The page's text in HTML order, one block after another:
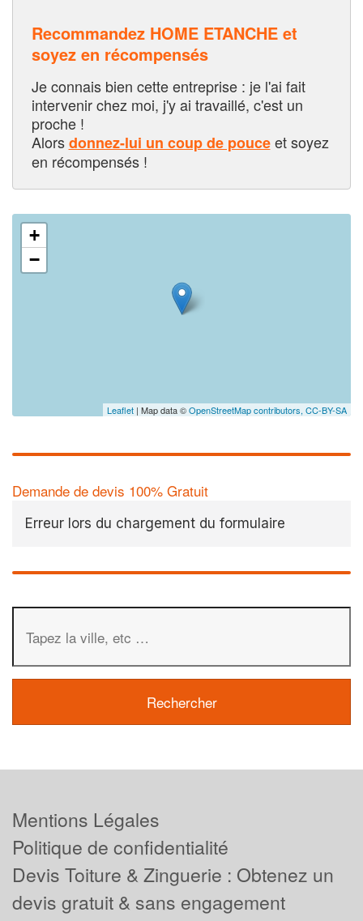
Recommandez HOME ETANCHE et
soyez en récompensés
Je connais bien cette entreprise : je l'ai fait
intervenir chez moi, j'y ai travaillé, c'est un
proche !
Alorsdonnez-lui un coup de pouceet soyez
en récompensés !
+
−
Leaflet | Map data ©OpenStreetMap contributors, CC-BY-SA
Demande de devis 100% Gratuit
Erreur lors du chargement du formulaire
Mentions Légales
Politique de confidentialité
Devis Toiture & Zinguerie : Obtenez un
devis gratuit & sans engagement